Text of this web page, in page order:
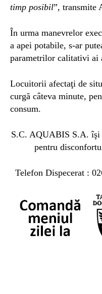
timp posibil”, transmite
În urma manevrelor
a apei potabile, s-ar
parametrilor calitativi ai
Locuitorii afectaţi de
curgă câteva minute,
consum.
S.C. AQUABIS S.A. îşi
pentru
Telefon Dispecerat :